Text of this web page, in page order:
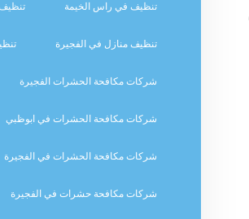
تنظيف في راس الخيمة
تنظيف منازل في الفجيرة
شركات مكافحة الحشرات الفجيرة
شركات مكافحة الحشرات في ابوظبي
شركات مكافحة الحشرات في الفجيرة
شركات مكافحة حشرات في الفجيرة